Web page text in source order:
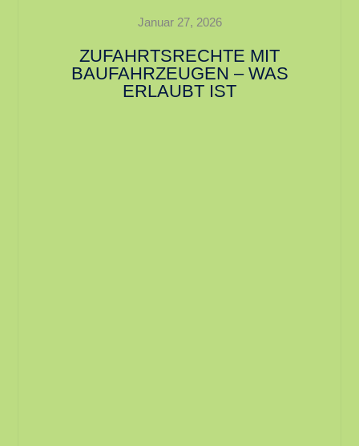
Januar 27, 2026
ZUFAHRTSRECHTE MIT
BAUFAHRZEUGEN – WAS
ERLAUBT IST